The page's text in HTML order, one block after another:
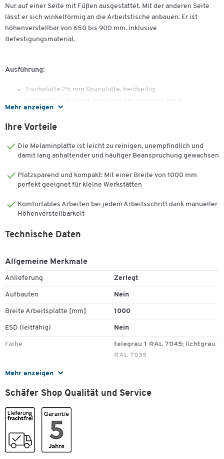
Mehr anzeigen
Nur auf einer Seite mit Füßen ausgestattet. Mit der anderen Seite
lässt er sich winkelförmig an die Arbeitstische anbauen. Er ist
höhenverstellbar von 650 bis 900 mm. Inklusive
Befestigungsmaterial.
Ausführung:
Tischplatte 25 mm Spanplatte, beidseitig
melaminbeschichtet, blendfrei gebrochenes Weiß
Das Untergestell des Anbautisches besteht aus
pulverbeschichteten Stahlprofilen
Farbe Gestell: lichtgrau RAL 7035
Nur in Kombination mit den Tischen TP und TPH!
Ihre Vorteile
Die Melaminplatte ist leicht zu reinigen, unempfindlich und
damit lang anhaltender und häufiger Beanspruchung gewachsen
Platzsparend und kompakt: Mit einer Breite von 1000 mm
perfekt geeignet für kleine Werkstätten
Komfortables Arbeiten bei jedem Arbeitsschritt dank manueller
Höhenverstellbarkeit
Mehr anzeigen
Technische Daten
Allgemeine Merkmale
Anlieferung Zerlegt
Aufbauten Nein
Breite Arbeitsplatte [mm] 1000
ESD (leitfähig) Nein
Farbe
telegrau 1 RAL 7045; lichtgrau
RAL 7035
Farbe Arbeitsplatte
Farbe Gestell
telegrau 1 RAL 7045; lichtgrau
Gestellform
Gewicht [kg]
Höhe bis [mm]
Schäfer Shop Qualität und Service